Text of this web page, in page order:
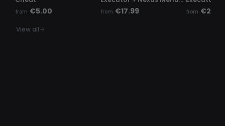
from €5.00
Phaze Menu
from €17.99 from
View all